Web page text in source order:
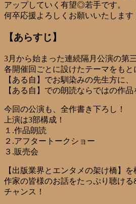
アップしていく有望◎若手です。
何卒応援よろしくお願いいたします
【あらすじ】
3月から始まった連続隔月公演の第
各開催回ごとに設けたテーマをもと
【ある自】でお馴染みの先生方に、
【ある自】での朗読ならではの作品
今回の公演も、全作書き下ろし！
上演は3部構成！
１.作品朗読
２.アフタートークショー
３.販売会
【出版業界とエンタメの架け橋】
作家の皆様のお話をたっぷり聴け
チャンス！